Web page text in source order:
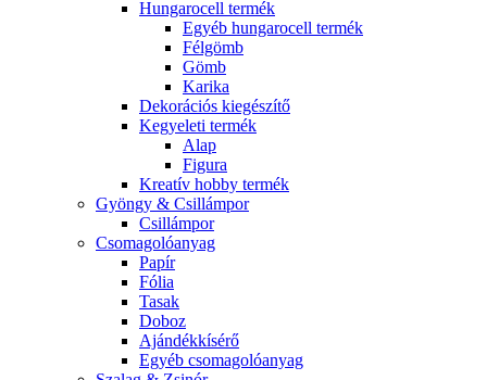
Hungarocell termék
Egyéb hungarocell termék
Félgömb
Gömb
Karika
Dekorációs kiegészítő
Kegyeleti termék
Alap
Figura
Kreatív hobby termék
Gyöngy & Csillámpor
Csillámpor
Csomagolóanyag
Papír
Fólia
Tasak
Doboz
Ajándékkísérő
Egyéb csomagolóanyag